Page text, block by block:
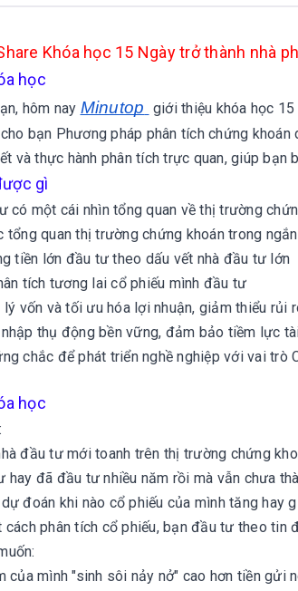
Khóa học 15 Ngày trở thành nhà
học
hôm nay Minutop giới thiệu khóa học
bạn Phương pháp phân tích chứng
và thực hành phân tích trực quan, giúp bạn
gì
có một cái nhìn tổng quan về thị trường
tổng quan thị trường chứng khoán trong
tiền lớn đầu tư theo dấu vết nhà đầu tư lớn
tích tương lai cổ phiếu mình đầu tư
lý vốn và tối ưu hóa lợi nhuận, giảm thiểu
thụ động bền vững, đảm bảo tiềm lực
chắc để phát triển nghề nghiệp với vai trò
học
đầu tư mới toanh trên thị trường chứng
hay đã đầu tư nhiều năm rồi mà vẫn chưa
đoán khi nào cổ phiếu của mình tăng hay
cách phân tích cổ phiếu, bạn đầu tư theo tin
của mình "sinh sôi nảy nở" cao hơn tiền gửi